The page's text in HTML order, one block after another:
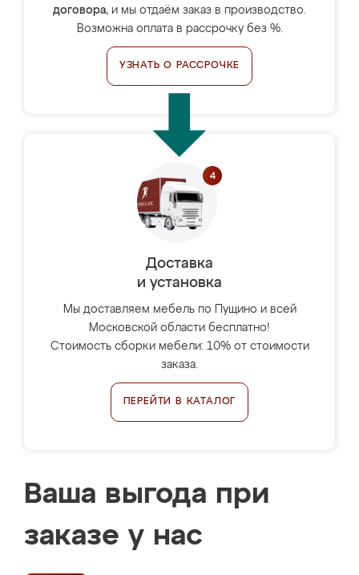
договора, и мы отдаём заказ в производство.
Возможна оплата в рассрочку без %.
УЗНАТЬ О РАССРОЧКЕ
Доставка
и установка
Мы доставляем мебель по Пущино и всей
Московской области бесплатно!
Стоимость сборки мебели: 10% от стоимости
заказа.
ПЕРЕЙТИ В КАТАЛОГ
Ваша выгода при
заказе у нас